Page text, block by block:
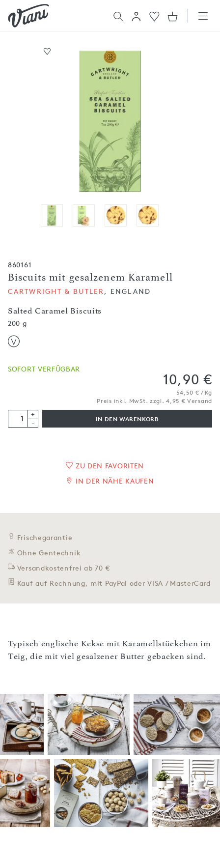
860161
Biscuits mit gesalzenem Karamell
Salted Caramel Biscuits
CARTWRIGHT & BUTLER , ENGLAND
200 g
SOFORT VERFÜGBAR
10,90 €
54,50 € / Kg
Preis inkl. MwSt. zzgl. 4,95 € Versand
+
-
IN DEN WARENKORB
ZU DEN FAVORITEN
IN DER NÄHE KAUFEN
Frischegarantie
Ohne Gentechnik
Versandkostenfrei ab 70 €
Kauf auf Rechnung, mit PayPal oder VISA / MasterCard
Typisch englische Kekse mit Karamellstückchen im
Teig, die mit viel gesalzener Butter gebacken sind.